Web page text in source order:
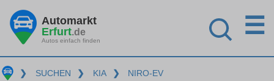
Automarkt
Erfurt.de
Autos einfach finden
☰
❯ SUCHEN ❯ KIA ❯ NIRO-EV